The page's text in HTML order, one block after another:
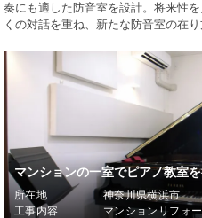
奏にも適した防音室を設計。将来性
くの対話を重ね、新たな防音室の在
マンションの一室でピアノ教室
所在地
神奈川県横浜市
工事内容
マンションリフォ